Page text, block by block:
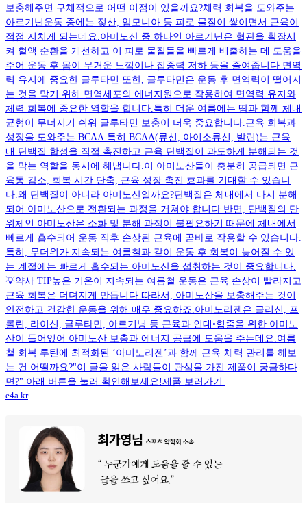
보충해주면 구체적으로 어떤 이점이 있을까요?체력 회복을 도와주는
아르기닌운동 중에는 젖산, 암모니아 등 피로 물질이 쌓이면서 근육이
점점 지치게 되는데요.아미노산 중 하나인 아르기닌은 혈관을 확장시
켜 혈액 순환을 개선하고 이 피로 물질들을 빠르게 배출하는 데 도움을
주어 운동 후 몸이 무거운 느낌이나 집중력 저하 등을 줄여줍니다.면역
력 유지에 중요한 글루타민 또한, 글루타민은 운동 후 면역력이 떨어지
는 것을 막기 위해 면역세포의 에너지원으로 작용하여 면역력 유지와
체력 회복에 중요한 역할을 합니다.특히 더운 여름에는 땀과 함께 체내
균형이 무너지기 쉬워 글루타민 보충이 더욱 중요합니다.근육 회복과
성장을 도와주는 BCAA 특히 BCAA(류신, 아이소류신, 발린)는 근육
내 단백질 합성을 직접 촉진하고 근육 단백질이 과도하게 분해되는 것
을 막는 역할을 동시에 해냅니다.이 아미노산들이 충분히 공급되면 근
육통 감소, 회복 시간 단축, 근육 성장 촉진 효과를 기대할 수 있습니
다.왜 단백질이 아니라 아미노산일까요?단백질은 체내에서 다시 분해
되어 아미노산으로 전환되는 과정을 거쳐야 합니다.반면, 단백질의 단
위체인 아미노산은 소화 및 분해 과정이 불필요하기 때문에 체내에서
빠르게 흡수되어 운동 직후 손상된 근육에 곧바로 작용할 수 있습니다.
특히, 무더위가 지속되는 여름철과 같이 운동 후 회복이 늦어질 수 있
는 계절에는 빠르게 흡수되는 아미노산을 섭취하는 것이 중요합니다.
💡약사 TIP높은 기온이 지속되는 여름철 운동은 근육 손상이 빨라지고
근육 회복은 더뎌지게 만듭니다.따라서, 아미노산을 보충해주는 것이
안전하고 건강한 운동을 위해 매우 중요하죠.아미노리젠은 글리신, 프
롤린, 라이신, 글루타민, 아르기닝 등 근육과 인대•힘줄을 위한 아미노
산이 들어있어 아미노산 보충과 에너지 공급에 도움을 주는데요.여름
철 회복 루틴에 최적화된 ‘아미노리젠’과 함께 근육·체력 관리를 해보
는 건 어떨까요?"이 글을 읽은 사람들이 관심을 가진 제품이 궁금하다
면?" 아래 버튼을 눌러 확인해보세요!제품 보러가기
e4a.kr